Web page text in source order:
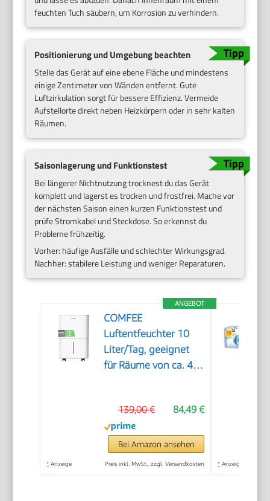
feuchten Tuch säubern, um Korrosion zu verhindern.
Positionierung und Umgebung beachten
Stelle das Gerät auf eine ebene Fläche und mindestens
einige Zentimeter von Wänden entfernt. Gute
Luftzirkulation sorgt für bessere Effizienz. Vermeide
Aufstellorte direkt neben Heizkörpern oder in sehr kalten
Räumen.
Saisonlagerung und Funktionstest
Bei längerer Nichtnutzung trocknest du das Gerät
komplett und lagerst es trocken und frostfrei. Mache vor
der nächsten Saison einen kurzen Funktionstest und
prüfe Stromkabel und Steckdose. So erkennst du
Probleme frühzeitig.
Vorher: häufige Ausfälle und schlechter Wirkungsgrad.
Nachher: stabilere Leistung und weniger Reparaturen.
ANGEBOT
COMFEE
Luftentfeuchter 10
Liter/Tag, geeignet
für Räume von ca. 40
automatische
Abtauung,
Kindersicherung,
Geräuschreduzierung,
84,49 €
139,00 €
Bei Amazon ansehen
* Anzeige Preis inkl. MwSt., zzgl. Versandkosten * Anzeige